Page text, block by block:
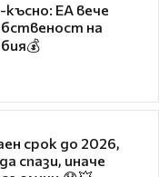
EA вече
на
срок до 2026,
спази, иначе